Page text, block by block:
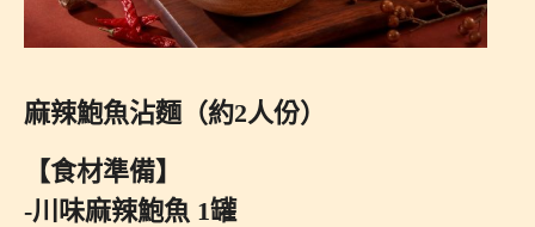
麻辣鮑魚沾麵（約2人份）
【食材準備】
-川味麻辣鮑魚 1罐